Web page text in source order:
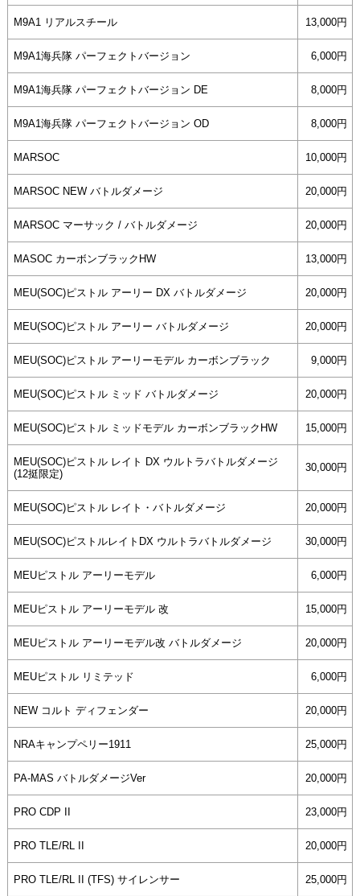
M9A1 リアルスチール 13,000円
M9A1海兵隊 パーフェクトバージョン 6,000円
M9A1海兵隊 パーフェクトバージョン DE 8,000円
M9A1海兵隊 パーフェクトバージョン OD 8,000円
MARSOC 10,000円
MARSOC NEW バトルダメージ 20,000円
MARSOC マーサック / バトルダメージ 20,000円
MASOC カーボンブラックHW 13,000円
MEU(SOC)ピストル アーリー DX バトルダメージ 20,000円
MEU(SOC)ピストル アーリー バトルダメージ 20,000円
MEU(SOC)ピストル アーリーモデル カーボンブラック 9,000円
MEU(SOC)ピストル ミッド バトルダメージ 20,000円
MEU(SOC)ピストル ミッドモデル カーボンブラックHW 15,000円
MEU(SOC)ピストル レイト DX ウルトラバトルダメージ
(12挺限定)
30,000円
MEU(SOC)ピストル レイト・バトルダメージ 20,000円
MEU(SOC)ピストルレイトDX ウルトラバトルダメージ 30,000円
MEUピストル アーリーモデル 6,000円
MEUピストル アーリーモデル 改 15,000円
MEUピストル アーリーモデル改 バトルダメージ 20,000円
MEUピストル リミテッド 6,000円
NEW コルト ディフェンダー 20,000円
NRAキャンプペリー1911 25,000円
PA-MAS バトルダメージVer 20,000円
PRO CDP II 23,000円
PRO TLE/RL II 20,000円
PRO TLE/RL II (TFS) サイレンサー 25,000円